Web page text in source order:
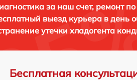
за наш счет, ремонт
выезд курьера в день
утечки хладогента
Бесплатная